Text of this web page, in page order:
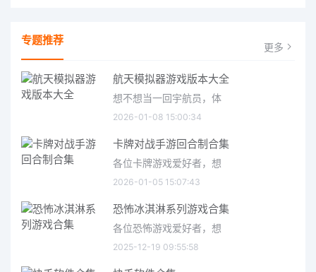
专题推荐 更多
航天模拟器游戏版本大全
想不想当一回宇航员，体
2026-01-08 15:00:34
卡牌对战手游回合制合集
各位卡牌游戏爱好者，想
2026-01-05 15:07:43
恐怖冰淇淋系列游戏合集
各位恐怖游戏爱好者，想
2025-12-19 09:55:58